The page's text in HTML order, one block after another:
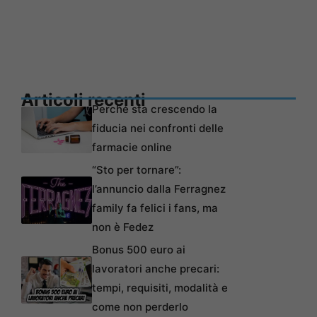
Articoli recentiPerché sta crescendo la
fiducia nei confronti delle
farmacie online
“Sto per tornare”:
l’annuncio dalla Ferragnez
family fa felici i fans, ma
non è Fedez
Bonus 500 euro ai
lavoratori anche precari:
tempi, requisiti, modalità e
come non perderlo